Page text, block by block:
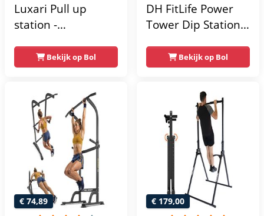
Luxari Pull up
station -
- Dip Station - Pull
Up Bar -
Krachtstation -
Power Rack -
Verstelbaar -
Krachttraining
Bekijk op Bol
DH FitLife Power
Tower Dip Station |
vrijstaand | dip
barren rugtrainer |
krachtstation
krachttoren |
fitnessstation |
power rack voor
thuis gym |
krachttraining voor
thuis
Bekijk op Bol
€ 74,89 € 179,00